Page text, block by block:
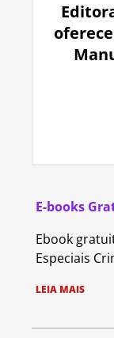
E-books
Ebook
Especiais
LEIA MAIS